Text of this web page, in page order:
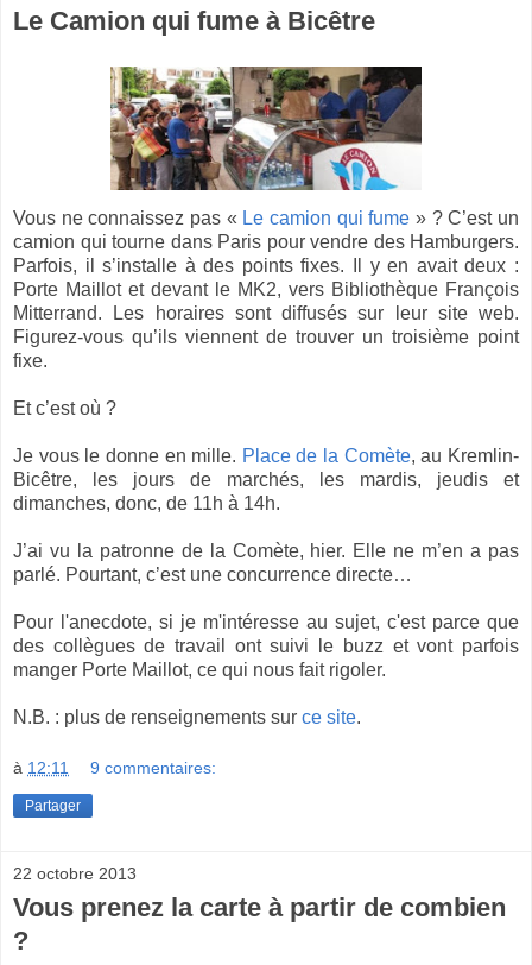
Le Camion qui fume à Bicêtre
Vous ne connaissez pas « Le camion qui fume » ? C’est un
camion qui tourne dans Paris pour vendre des Hamburgers.
Parfois, il s’installe à des points fixes. Il y en avait deux :
Porte Maillot et devant le MK2, vers Bibliothèque François
Mitterrand. Les horaires sont diffusés sur leur site web.
Figurez-vous qu’ils viennent de trouver un troisième point
fixe.
Et c’est où ?
Je vous le donne en mille. Place de la Comète, au Kremlin-
Bicêtre, les jours de marchés, les mardis, jeudis et
dimanches, donc, de 11h à 14h.
J’ai vu la patronne de la Comète, hier. Elle ne m’en a pas
parlé. Pourtant, c’est une concurrence directe…
Pour l'anecdote, si je m'intéresse au sujet, c'est parce que
des collègues de travail ont suivi le buzz et vont parfois
manger Porte Maillot, ce qui nous fait rigoler.
N.B. : plus de renseignements sur ce site.
à 12:11 9 commentaires:
Partager
22 octobre 2013
Vous prenez la carte à partir de combien
?